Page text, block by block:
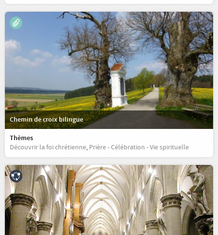
Chemin de croix bilingue
Thèmes
Découvrir la foi chrétienne, Prière - Célébration - Vie spirituelle